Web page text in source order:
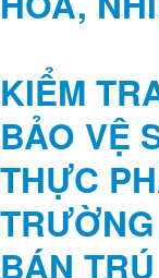
KIỂM
BẢO VỆ
THỰC
TRƯỜNG
BÁN TRÚ
Thực hiện Kế hoạch
với các trường học có